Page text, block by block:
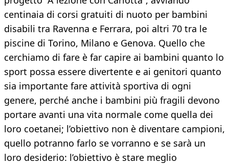
centinaia di corsi gratuiti di nuoto per bambini
disabili tra Ravenna e Ferrara, poi altri 70 tra le
piscine di Torino, Milano e Genova. Quello che
cerchiamo di fare è far capire ai bambini quanto lo
sport possa essere divertente e ai genitori quanto
sia importante fare attività sportiva di ogni
genere, perché anche i bambini più fragili devono
portare avanti una vita normale come quella dei
loro coetanei; l’obiettivo non è diventare campioni,
quello potranno farlo se vorranno e se sarà un
loro desiderio: l’obiettivo è stare meglio